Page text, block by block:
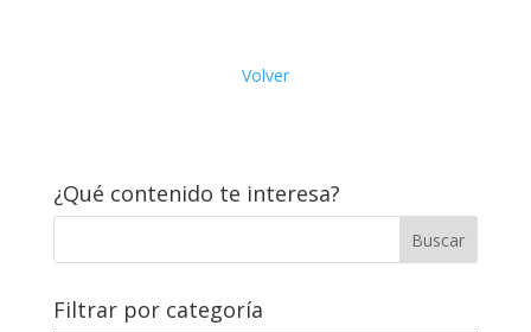
Volver
¿Qué contenido te interesa?
Filtrar por categoría